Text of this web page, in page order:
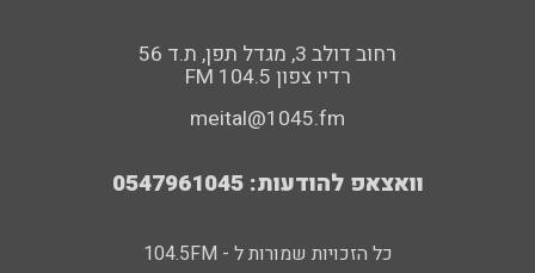
רחוב דולב 3, מגדל תפן, ת.ד 56
FM רדיו צפון 104.5
meital@1045.fm
וואצאפ להודעות: 0547961045
כל הזכויות שמורות ל - 104.5FM